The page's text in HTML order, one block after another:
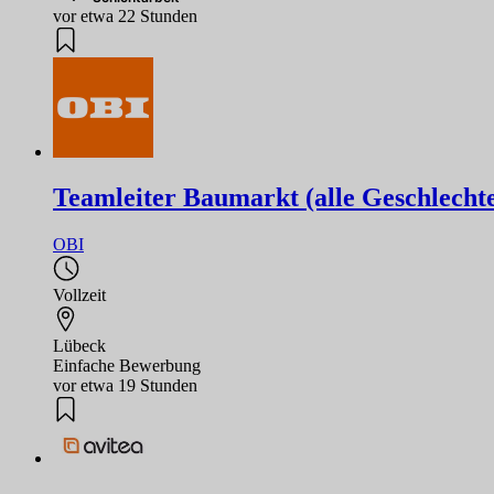
vor etwa 22 Stunden
Teamleiter Baumarkt (alle
OBI
Vollzeit
Lübeck
Einfache Bewerbung
vor etwa 19 Stunden